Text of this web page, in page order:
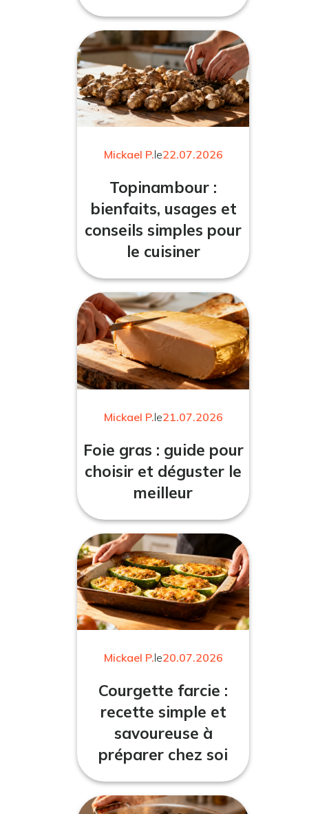
Mickael P.le22.07.2026
Topinambour :
bienfaits, usages et
conseils simples pour
le cuisiner
Mickael P.le21.07.2026
Foie gras : guide pour
choisir et déguster le
meilleur
Mickael P.le20.07.2026
Courgette farcie :
recette simple et
savoureuse à
préparer chez soi